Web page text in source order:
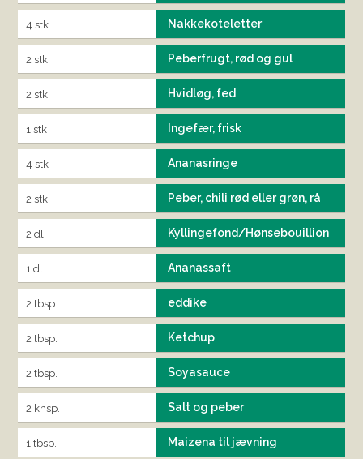
4 stk Nakkekoteletter
2 stk Peberfrugt, rød og gul
2 stk Hvidløg, fed
1 stk Ingefær, frisk
4 stk Ananasringe
2 stk Peber, chili rød eller grøn, rå
2 dl Kyllingefond/Hønsebouillion
1 dl Ananassaft
2 tbsp. eddike
2 tbsp. Ketchup
2 tbsp. Soyasauce
2 knsp. Salt og peber
1 tbsp. Maizena til jævning